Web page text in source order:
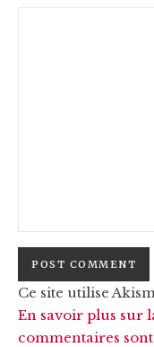
Ce site utilise
En savoir plus sur
commentaires